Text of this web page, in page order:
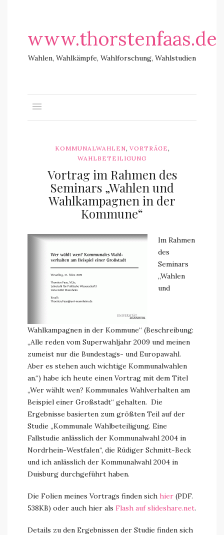
www.thorstenfaas.de
Wahlen, Wahlkämpfe, Wahlforschung, Wahlstudien
KOMMUNALWAHLEN, VORTRÄGE,
WAHLBETEILIGUNG
Vortrag im Rahmen des
Seminars „Wahlen und
Wahlkampagnen in der
Kommune“
Im Rahmen
des
Seminars
„Wahlen
und
Wahlkampagnen in der Kommune“ (Beschreibung:
„Alle reden vom Superwahljahr 2009 und meinen
zumeist nur die Bundestags- und Europawahl.
Aber es stehen auch wichtige Kommunalwahlen
an.“) habe ich heute einen Vortrag mit dem Titel
„Wer wählt wen? Kommunales Wahlverhalten am
Beispiel einer Großstadt“ gehalten. Die
Ergebnisse basierten zum größten Teil auf der
Studie „Kommunale Wahlbeteiligung. Eine
Fallstudie anlässlich der Kommunalwahl 2004 in
Nordrhein-Westfalen“, die Rüdiger Schmitt-Beck
und ich anlässlich der Kommunalwahl 2004 in
Duisburg durchgeführt haben.
Die Folien meines Vortrags finden sich hier (PDF.
538KB) oder auch hier als Flash auf slideshare.net.
Details zu den Ergebnissen der Studie finden sich